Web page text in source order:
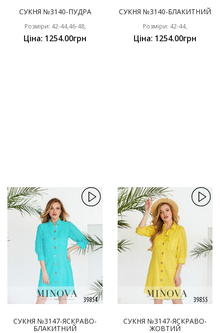
СУКНЯ №3140-ПУДРА
Розміри: 42-44,46-48,
Ціна: 1254.00грн
СУКНЯ №3140-БЛАКИТНИЙ
Розміри: 42-44,
Ціна: 1254.00грн
СУКНЯ №3147-ЯСКРАВО-
БЛАКИТНИЙ
СУКНЯ №3147-ЯСКРАВО-
ЖОВТИЙ